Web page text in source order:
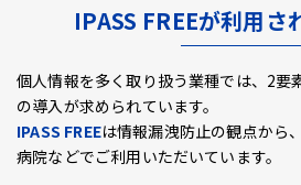
IPASS FREEが利用さ
個人情報を多く取り扱う業種では、2要
の導入が求められています。
IPASS FREEは情報漏洩防止の観点から
病院などでご利用いただいています。